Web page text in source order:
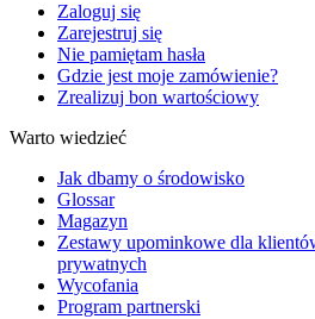
Zaloguj się
Zarejestruj się
Nie pamiętam hasła
Gdzie jest moje zamówienie?
Zrealizuj bon wartościowy
Warto wiedzieć
Jak dbamy o środowisko
Glossar
Magazyn
Zestawy upominkowe dla
prywatnych
Wycofania
Program partnerski